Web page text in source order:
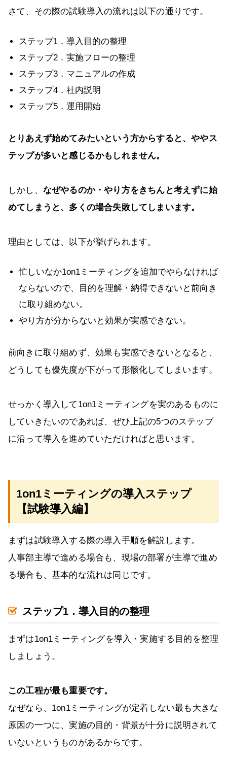
さて、その際の試験導入の流れは以下の通りです。
ステップ1．導入目的の整理
ステップ2．実施フローの整理
ステップ3．マニュアルの作成
ステップ4．社内説明
ステップ5．運用開始
とりあえず始めてみたいという方からすると、ややス
テップが多いと感じるかもしれません。
しかし、 なぜやるのか・やり方をきちんと考えずに始
めてしまうと、多くの場合失敗してしまいます。
理由としては、以下が挙げられます。
忙しいなか1on1ミーティングを追加でやらなければ
ならないので、目的を理解・納得できないと前向き
に取り組めない。
やり方が分からないと効果が実感できない。
前向きに取り組めず、効果も実感できないとなると、
どうしても優先度が下がって形骸化してしまいます。
せっかく導入して1on1ミーティングを実のあるものに
していきたいのであれば、ぜひ上記の5つのステップ
に沿って導入を進めていただければと思います。
1on1ミーティングの導入ステップ
【試験導入編】
まずは試験導入する際の導入手順を解説します。
人事部主導で進める場合も、現場の部署が主導で進め
る場合も、基本的な流れは同じです。
ステップ1．導入目的の整理
まずは1on1ミーティングを導入・実施する目的を整理
しましょう。
この工程が最も重要です。
なぜなら、1on1ミーティングが定着しない最も大きな
原因の一つに、実施の目的・背景が十分に説明されて
いないというものがあるからです。